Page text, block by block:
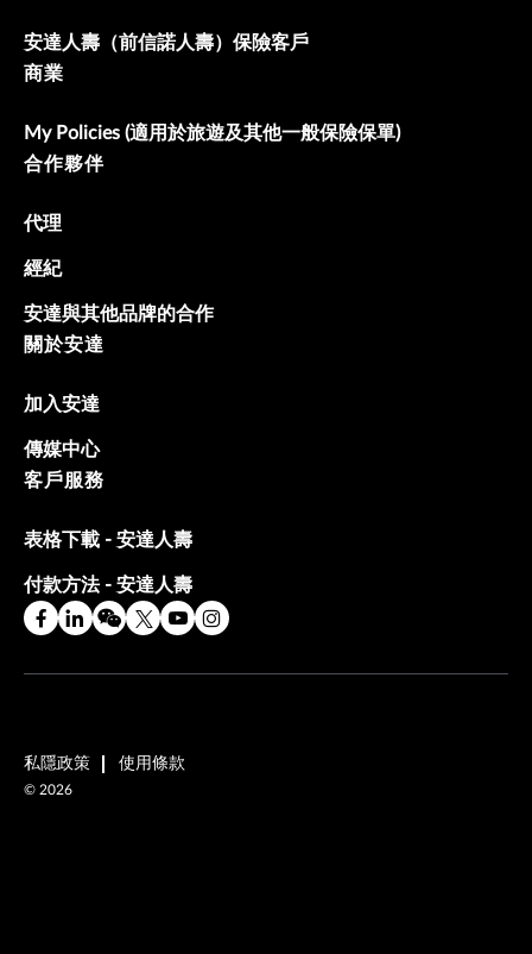
安達人壽（前信諾人壽）保險客戶
商業
My Policies (適用於旅遊及其他一般保險保單)
合作夥伴
代理
經紀
安達與其他品牌的合作
關於安達
加入安達
傳媒中心
客戶服務
表格下載 - 安達人壽
付款方法 - 安達人壽
私隱政策 使用條款
© 2026